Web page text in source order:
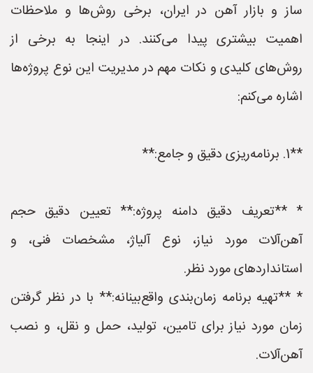
ساز و بازار آهن در ایران، برخی روش‌ها و ملاحظات
اهمیت بیشتری پیدا می‌کنند. در اینجا به برخی از
روش‌های کلیدی و نکات مهم در مدیریت این نوع پروژه‌ها
اشاره می‌کنم:
**1. برنامه‌ریزی دقیق و جامع:**
* **تعریف دقیق دامنه پروژه:** تعیین دقیق حجم
آهن‌آلات مورد نیاز، نوع آلیاژ، مشخصات فنی، و
استانداردهای مورد نظر.
* **تهیه برنامه زمان‌بندی واقع‌بینانه:** با در نظر گرفتن
زمان مورد نیاز برای تامین، تولید، حمل و نقل، و نصب
آهن‌آلات.